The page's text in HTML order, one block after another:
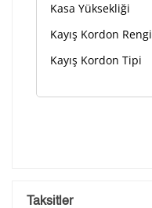
Kasa Yüksekliği
Kayış Kordon Rengi
Kayış Kordon Tipi
Taksitler